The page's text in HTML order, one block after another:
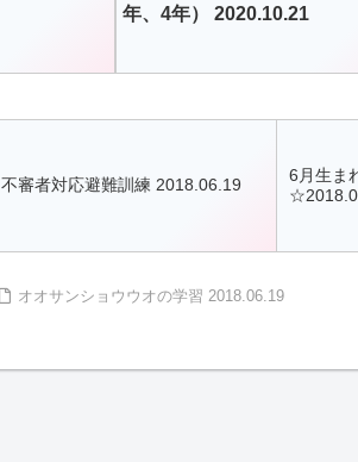
年、4年） 2020.10.21
不審者対応避難訓練 2018.06.19
6月生ま
オオサンショウウオの学習 2018.06.19